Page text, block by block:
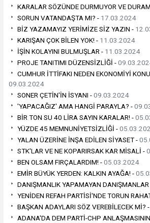
KARALAR SÖZÜNDE DURMUYOR VE
SORUN VATANDAŞTA MI? - 17.03.2024
BİZ YAZAMAYIZ YERİMİZE SİZ YAZIN -
KARIŞAN ÇOK BİLEN YOK! - 11.03.2024
İŞİN KOLAYINI BULMUŞLAR - 11.03.2024
PROJE TANITIMI DÜZENSİZLİĞİ -
CUMHUR İTTİFAKI NEDEN EKONOMİYİ
09.03.2024
SONER ÇETİN'İN İSYANI -09.03.2024
'YAPACAĞIZ' AMA HANGİ PARAYLA? -
BİR TON SU 40 LİRA SAYIN KARALAR! -
YÜZDE 45 MEMNUNİYETSİZLİĞİ -
YALAN ÜZERİNE İNŞA EDİLEN SİYASET -
STK'LAR VE NE KOPARIRSAK KAR MİSALİ -
BEN OLSAM FIRÇALARDIM! -05.03.2024
EMİR BÜYÜK YERDEN: KALKIN AYAĞA! -
DANIŞMANLIK YAPAMAYAN DANIŞMANLAR
YENİDEN REFAH PARTİSİ'NDE TORUN
BAŞKAN ADAYLARI SÖZ VEREBİLECEK Mİ? -
ADANA'DA DEM PARTİ-CHP